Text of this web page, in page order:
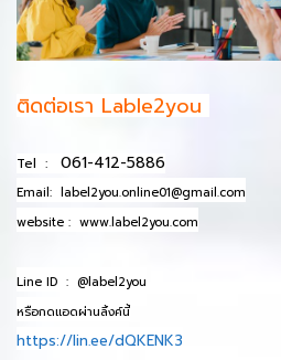
ติดต่อเรา Lable2you
Tel : 061-412-5886
Email: label2you.online01@gmail.com
website : www.label2you.com
Line ID : @label2you
หรือกดแอดผ่านลิ้งค์นี้
https://lin.ee/dQKENK3